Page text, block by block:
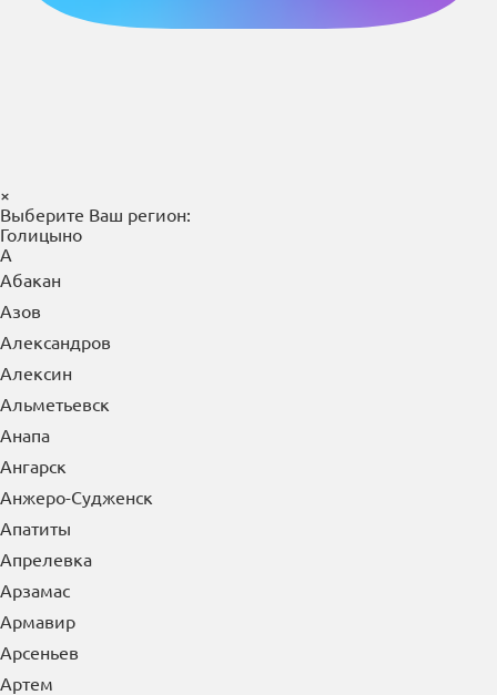
×
Выберите Ваш регион:
Голицыно
А
Абакан
Азов
Александров
Алексин
Альметьевск
Анапа
Ангарск
Анжеро-Судженск
Апатиты
Апрелевка
Арзамас
Армавир
Арсеньев
Артем